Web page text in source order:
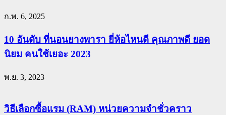
ก.พ. 6, 2025
10 อันดับ ที่นอนยางพารา ยี่ห้อไหนดี คุณภาพดี ยอด
นิยม คนใช้เยอะ 2023
พ.ย. 3, 2023
วิธีเลือกซื้อแรม (RAM) หน่วยความจำชั่วคราว